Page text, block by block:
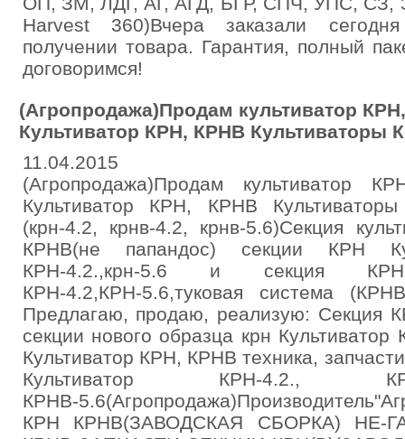
Harvest 360)Вчера заказали
получении товара. Гарантия, полный
договоримся!
(Агропродажа)Продам культиватор
Культиватор КРН, КРНВ Культиваторы
11.04.2015
(Агропродажа)Продам культиватор
Культиватор КРН, КРНВ
(крн-4.2, крнв-4.2, крнв-5.6)Секция
КРНВ(не папандос) секции КРН
КРН-4.2.,крн-5.6 и секция
КРН-4.2,КРН-5.6,туковая система
Предлагаю, продаю, реализую: Секция
секции нового образца крн
Культиватор КРН, КРНВ техника,
Культиватор КРН-4.2.,
КРНВ-
КРН КРНВ(ЗАВОДСКАЯ СБОРКА) НЕ-